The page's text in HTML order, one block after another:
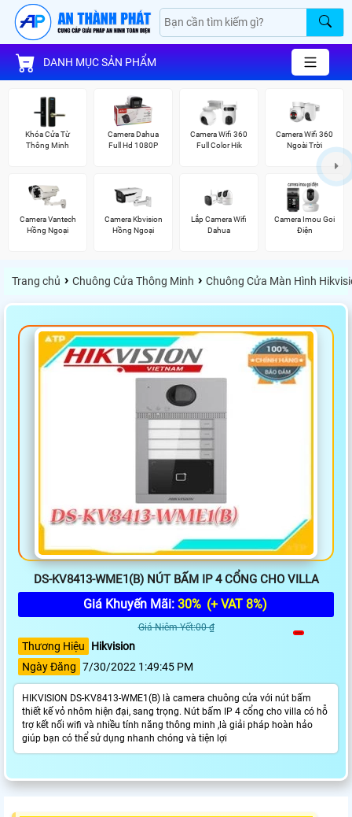
DANH MỤC SẢN PHẨM
Khóa Cửa Từ
Thông Minh
Camera Dahua
Full Hd 1080P
Camera Wifi 360
Full Color Hik
Camera Wifi 360
Ngoài Trời
Camera Vantech
Hồng Ngoại
Camera Kbvision
Hồng Ngoại
Lắp Camera Wifi
Dahua
Camera Imou Goi
Điện
Trang chủ › Chuông Cửa Thông Minh › Chuông Cửa Màn Hình
DS-KV8413-WME1(B) NÚT BẤM IP 4 CỔNG CHO VILLA
Giá Khuyến Mãi: 30% (+ VAT 8%)
Giá Niêm Yết:00 ₫
Thương Hiệu
Hikvision
Ngày Đăng 7/30/2022 1:49:45 PM
HIKVISION DS-KV8413-WME1(B) là camera chuông cửa với nút bấm
thiết kế vỏ nhôm hiện đại, sang trọng. Nút bấm IP 4 cổng cho villa có hỗ
trợ kết nối wifi và nhiều tính năng thông minh ,là giải pháp hoàn hảo
giúp bạn có thể sử dụng nhanh chóng và tiện lợi